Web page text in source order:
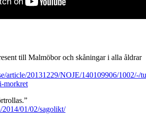
till Malmöbor och skåningar i alla åldrar
article/20131229/NOJE/140109906/1002/-/
morkret
2014/01/02/sagolikt/